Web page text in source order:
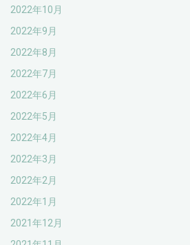
2022年10月
2022年9月
2022年8月
2022年7月
2022年6月
2022年5月
2022年4月
2022年3月
2022年2月
2022年1月
2021年12月